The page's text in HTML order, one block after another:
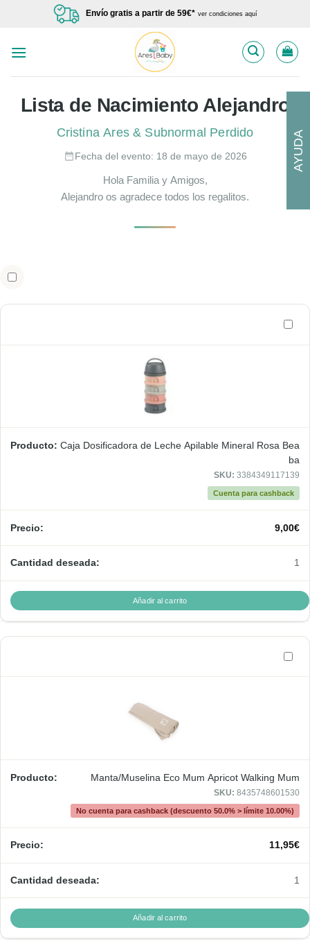
Envío gratis a partir de 59€* ver condiciones aquí
Lista de Nacimiento Alejandro
Cristina Ares & Subnormal Perdido
Fecha del evento: 18 de mayo de 2026
Hola Familia y Amigos,
Alejandro os agradece todos los regalitos.
Caja Dosificadora de Leche Apilable Mineral Rosa Bea
ba
SKU: 3384349117139
Cuenta para cashback
9,00€
1
Añadir al carrito
Manta/Muselina Eco Mum Apricot Walking Mum
SKU: 8435748601530
No cuenta para cashback (descuento 50.0% > límite 10.00%)
11,95€
1
Añadir al carrito
AYUDA